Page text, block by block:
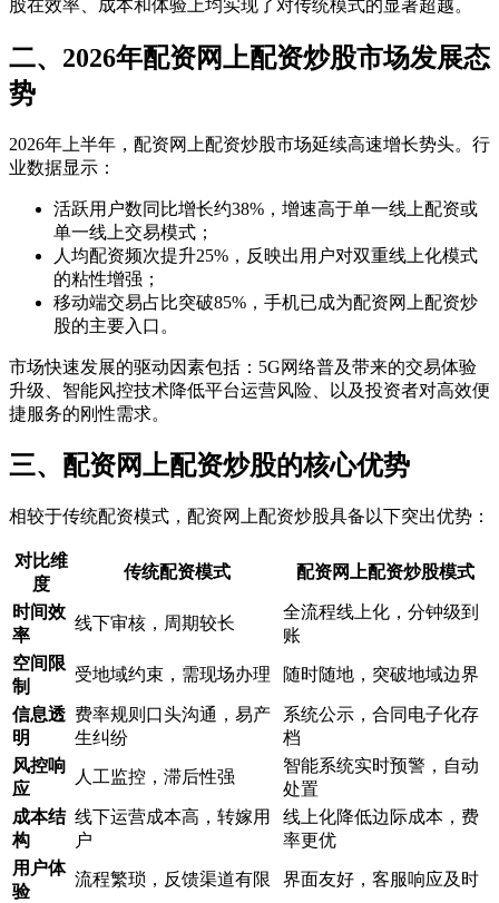
股在效率、成本和体验上均实现了对传统模式的显著超越。
二、2026年配资网上配资炒股市场发展态
势
2026年上半年，配资网上配资炒股市场延续高速增长势头。行
业数据显示：
活跃用户数同比增长约38%，增速高于单一线上配资或
单一线上交易模式；
人均配资频次提升25%，反映出用户对双重线上化模式
的粘性增强；
移动端交易占比突破85%，手机已成为配资网上配资炒
股的主要入口。
市场快速发展的驱动因素包括：5G网络普及带来的交易体验
升级、智能风控技术降低平台运营风险、以及投资者对高效便
捷服务的刚性需求。
三、配资网上配资炒股的核心优势
相较于传统配资模式，配资网上配资炒股具备以下突出优势：
对比维
度
传统配资模式 配资网上配资炒股模式
时间效
率
线下审核，周期较长
全流程线上化，分钟级到
账
空间限
制
受地域约束，需现场办理 随时随地，突破地域边界
信息透
明
费率规则口头沟通，易产
生纠纷
系统公示，合同电子化存
档
风控响
应
人工监控，滞后性强
智能系统实时预警，自动
处置
成本结
构
线下运营成本高，转嫁用
户
线上化降低边际成本，费
率更优
用户体
验
流程繁琐，反馈渠道有限 界面友好，客服响应及时